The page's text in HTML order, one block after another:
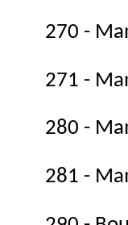
270 -
271 -
280 -
281 -